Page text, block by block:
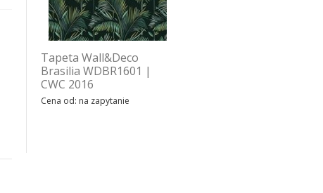
Tapeta Wall&Deco
Brasilia WDBR1601 |
CWC 2016
Cena od: na zapytanie